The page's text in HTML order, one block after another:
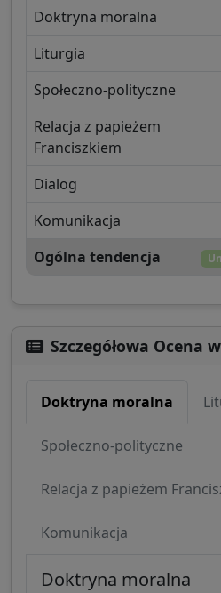
Doktryna moralna
Liturgia
Społeczno-polityczne
Relacja z papieżem
Franciszkiem
Dialog
Komunikacja
Ogólna tendencja
Szczegółowa Ocena
Doktryna moralna
Społeczno-polityczne
Relacja z papieżem
Komunikacja
Doktryna moralna